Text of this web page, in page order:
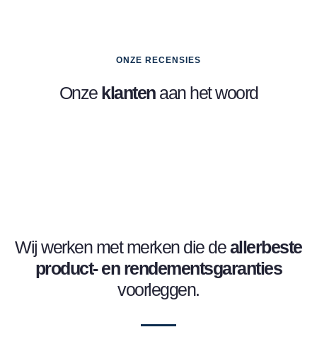
ONZE RECENSIES
Onze klantenaan het woord
Wij werken met merken die deallerbeste
product- en rendementsgaranties
voorleggen.